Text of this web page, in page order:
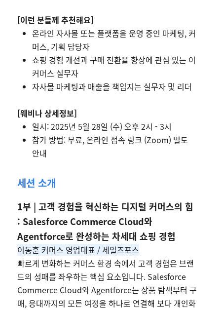
[이런 분들께 추천해요]
온라인 자사몰 또는 플랫폼을 운영 중인 마케팅, 커
머스, 기획 담당자
쇼핑 경험 개선과 구매 전환율 향상에 관심 있는 이
커머스 실무자
자사몰 마케팅과 매출을 책임지는 실무자 및 리더
[웨비나 상세정보]
일시: 2025년 5월 28일 (수) 오후 2시 - 3시
참가 방법: 무료, 온라인 접속 링크 (Zoom) 별도
안내
세션 소개
1부 | 고객 경험을 혁신하는 디지털 커머스의 힘
: Salesforce Commerce Cloud와
Agentforce로 완성하는 차세대 쇼핑 경험
이동훈 커머스 영업대표 / 세일즈포스
빠르게 변화하는 커머스 환경 속에서 고객 경험은 브랜
드의 성패를 좌우하는 핵심 요소입니다. Salesforce
Commerce Cloud와 Agentforce는 상품 탐색부터 구
매, 응대까지의 모든 여정을 하나로 연결해 보다 개인화